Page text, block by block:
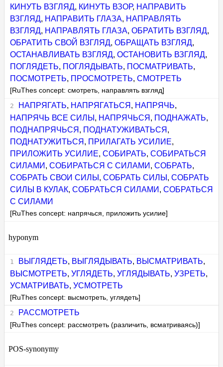
КИНУТЬ ВЗГЛЯД, КИНУТЬ ВЗОР, НАПРАВИТЬ
ВЗГЛЯД, НАПРАВИТЬ ГЛАЗА, НАПРАВЛЯТЬ
ВЗГЛЯД, НАПРАВЛЯТЬ ГЛАЗА,ОБРАТИТЬ ВЗГЛЯД,
ОБРАТИТЬ СВОЙ ВЗГЛЯД,ОБРАЩАТЬ ВЗГЛЯД,
ОСТАНАВЛИВАТЬ ВЗГЛЯД,ОСТАНОВИТЬ ВЗГЛЯД,
ПОГЛЯДЕТЬ, ПОГЛЯДЫВАТЬ, ПОСМАТРИВАТЬ,
ПОСМОТРЕТЬ, ПРОСМОТРЕТЬ,СМОТРЕТЬ
[RuThes concept: смотреть, направлять взгляд]
НАПРЯГАТЬ, НАПРЯГАТЬСЯ , НАПРЯЧЬ,
НАПРЯЧЬ ВСЕ СИЛЫ , НАПРЯЧЬСЯ , ПОДНАЖАТЬ,
ПОДНАПРЯЧЬСЯ , ПОДНАТУЖИВАТЬСЯ ,
ПОДНАТУЖИТЬСЯ , ПРИЛАГАТЬ УСИЛИЕ,
ПРИЛОЖИТЬ УСИЛИЕ,СОБИРАТЬ,СОБИРАТЬСЯ
СИЛАМИ ,СОБИРАТЬСЯ С СИЛАМИ ,СОБРАТЬ,
СОБРАТЬ СВОИ СИЛЫ ,СОБРАТЬ СИЛЫ ,СОБРАТЬ
СИЛЫ В КУЛАК,СОБРАТЬСЯ СИЛАМИ ,СОБРАТЬСЯ
С СИЛАМИ
[RuThes concept: напрячься, приложить усилие]
hyponym
ВЫГЛЯДЕТЬ, ВЫГЛЯДЫВАТЬ, ВЫСМАТРИВАТЬ,
ВЫСМОТРЕТЬ,УГЛЯДЕТЬ,УГЛЯДЫВАТЬ,УЗРЕТЬ,
УСМАТРИВАТЬ,УСМОТРЕТЬ
[RuThes concept: высмотреть, углядеть]
РАССМОТРЕТЬ
[RuThes concept: рассмотреть (различить, всматриваясь)]
POS-synonymy